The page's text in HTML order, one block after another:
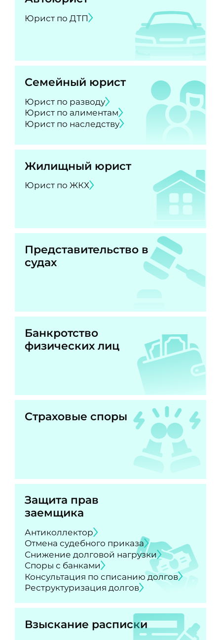
Юрист по ДТП
Семейный юрист
Юрист по разводу
Юрист по алиментам
Юрист по наследству
Жилищный юрист
Юрист по ЖКХ
Представительство в
судах
Банкротство
физических лиц
Страховые споры
Защита прав
заемщика
Антиколлектор
Отмена судебного приказа
Снижение долговой нагрузки
Споры с банками
Консультация по списанию долгов
Реструктуризация долгов
Взыскание расписки